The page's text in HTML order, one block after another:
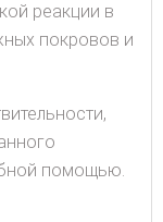
реакции в
покровов и
помощью.